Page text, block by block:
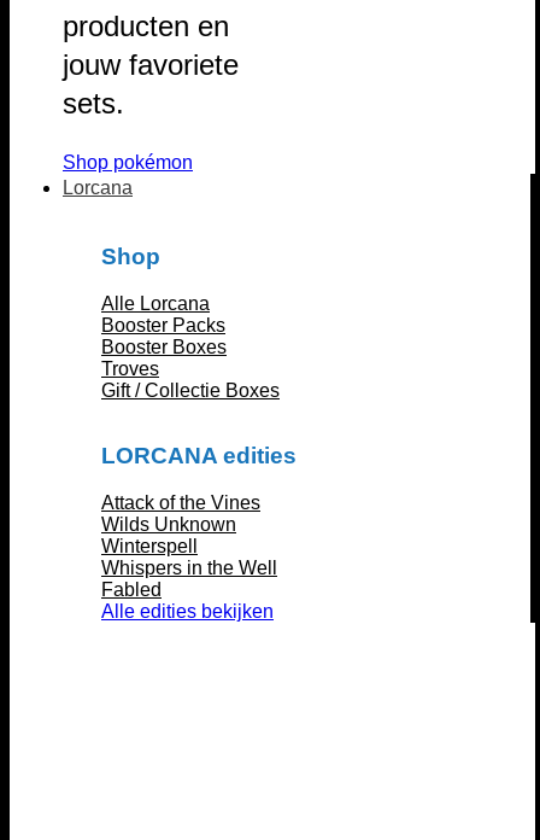
producten en
jouw favoriete
sets.
Shop pokémon
Lorcana
Shop
Alle Lorcana
Booster Packs
Booster Boxes
Troves
Gift / Collectie Boxes
LORCANA edities
Attack of the Vines
Wilds Unknown
Winterspell
Whispers in the Well
Fabled
Alle edities bekijken